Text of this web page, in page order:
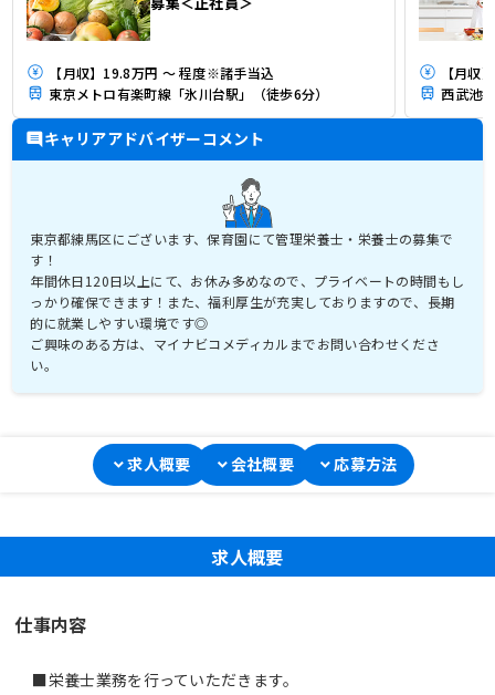
【月収】19.8万円 ～ 程度※諸手当込
東京メトロ有楽町線「氷川台駅」（徒歩6分）
西武池
キャリアアドバイザーコメント
東京都練馬区にございます、保育園にて管理栄養士・栄養士の募集で
す！
年間休日120日以上にて、お休み多めなので、プライベートの時間もし
っかり確保できます！また、福利厚生が充実しておりますので、長期
的に就業しやすい環境です◎
ご興味のある方は、マイナビコメディカルまでお問い合わせくださ
い。
求人概要 会社概要 応募方法
求人概要
仕事内容
■栄養士業務を行っていただきます。